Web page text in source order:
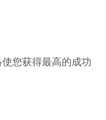
您获得最高的成功